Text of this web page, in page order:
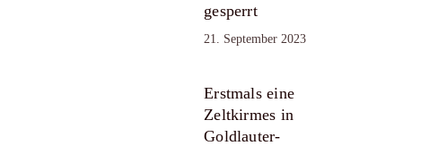
gesperrt
21. September 2023
Erstmals eine
Zeltkirmes in
Goldlauter-